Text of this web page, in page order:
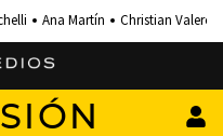
Ana Martín Christian Valero